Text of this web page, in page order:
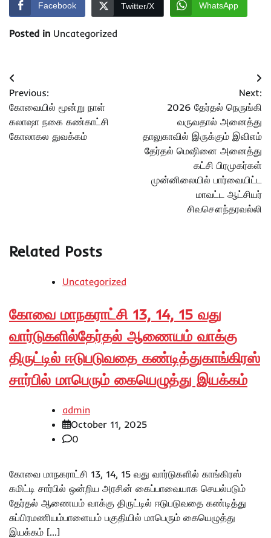
Facebook Twitter/X WhatsApp
Posted in Uncategorized
Post
navigation
Previous:
கோவையில் மூன்று நாள்
கலாஷா நகை கண்காட்சி
கோலாகல துவக்கம்
Next:
2026 தேர்தல் நெருங்கி
வருவதால் அனைத்து
தாலுகாவில் இருக்கும் இவிஎம்
தேர்தல் மெஷினை அனைத்து
கட்சி பிரமுகர்கள்
முன்னிலையில் பார்வையிட்ட
மாவட்ட ஆட்சியர்
சிவசௌந்தரவல்லி
Related Posts
Uncategorized
கோவை மாநகராட்சி 13, 14, 15 வது
வார்டுகளில்தேர்தல் ஆணையம் வாக்கு
திருட்டில் ஈடுபடுவதை கண்டித்துகாங்கிரஸ்
சார்பில் மாபெரும் கையெழுத்து இயக்கம்
admin
October 11, 2025
0
கோவை மாநகராட்சி 13, 14, 15 வது வார்டுகளில் காங்கிரஸ்
கமிட்டி சார்பில் ஒன்றிய அரசின் கைப்பாவையாக செயல்படும்
தேர்தல் ஆணையம் வாக்கு திருட்டில் ஈடுபடுவதை கண்டித்து
சுப்பிரமணியம்பாளையம் பகுதியில் மாபெரும் கையெழுத்து
இயக்கம் […]